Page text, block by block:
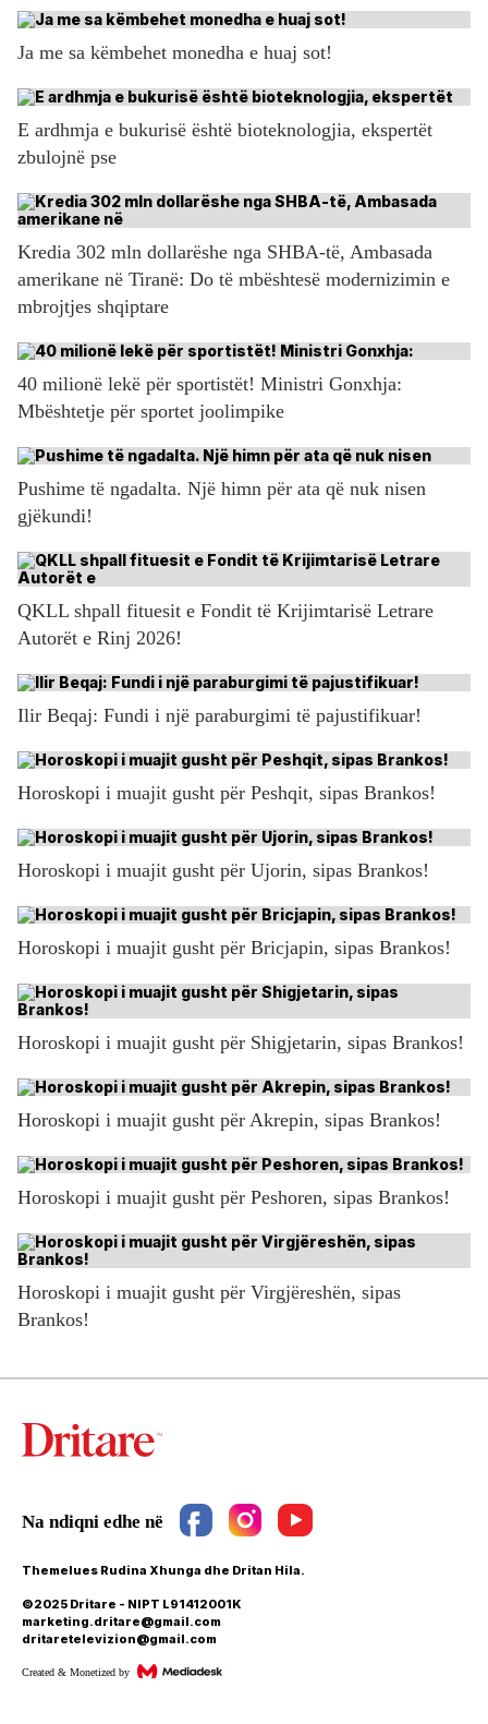
Ja me sa këmbehet monedha e huaj sot!
E ardhmja e bukurisë është bioteknologjia, ekspertët
zbulojnë pse
Kredia 302 mln dollarëshe nga SHBA-të, Ambasada
amerikane në Tiranë: Do të mbështesë modernizimin e
mbrojtjes shqiptare
40 milionë lekë për sportistët! Ministri Gonxhja:
Mbështetje për sportet joolimpike
Pushime të ngadalta. Një himn për ata që nuk nisen
gjëkundi!
QKLL shpall fituesit e Fondit të Krijimtarisë Letrare
Autorët e Rinj 2026!
Ilir Beqaj: Fundi i një paraburgimi të pajustifikuar!
Horoskopi i muajit gusht për Peshqit, sipas Brankos!
Horoskopi i muajit gusht për Ujorin, sipas Brankos!
Horoskopi i muajit gusht për Bricjapin, sipas Brankos!
Horoskopi i muajit gusht për Shigjetarin, sipas Brankos!
Horoskopi i muajit gusht për Akrepin, sipas Brankos!
Horoskopi i muajit gusht për Peshoren, sipas Brankos!
Horoskopi i muajit gusht për Virgjëreshën, sipas
Brankos!
Themelues Rudina Xhunga dhe Dritan Hila.
©2025 Dritare - NIPT L91412001K
marketing.dritare@gmail.com
dritaretelevizion@gmail.com
Created & Monetized by